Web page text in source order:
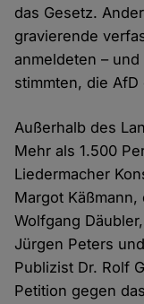
das Gesetz.
gravierende
anmeldeten –
stimmten, die
Außerhalb des
Mehr als 1.500
Liedermacher
Margot
Wolfgang
Jürgen Peters
Publizist Dr. Rolf
Petition gegen